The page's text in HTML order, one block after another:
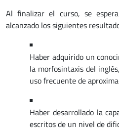
Al finalizar el curso, se
alcanzado los siguientes
Haber adquirido un
la morfosintaxis del
uso frecuente de
Haber desarrollado la
escritos de un nivel de